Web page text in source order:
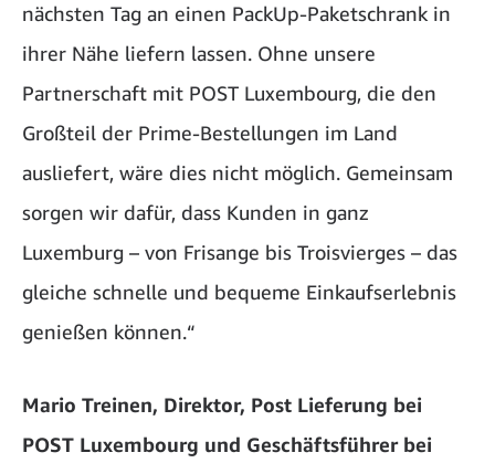
nächsten Tag an einen PackUp-Paketschrank in
ihrer Nähe liefern lassen. Ohne unsere
Partnerschaft mit POST Luxembourg, die den
Großteil der Prime-Bestellungen im Land
ausliefert, wäre dies nicht möglich. Gemeinsam
sorgen wir dafür, dass Kunden in ganz
Luxemburg – von Frisange bis Troisvierges – das
gleiche schnelle und bequeme Einkaufserlebnis
genießen können.“
Mario Treinen, Direktor, Post Lieferung bei
POST Luxembourg und Geschäftsführer bei